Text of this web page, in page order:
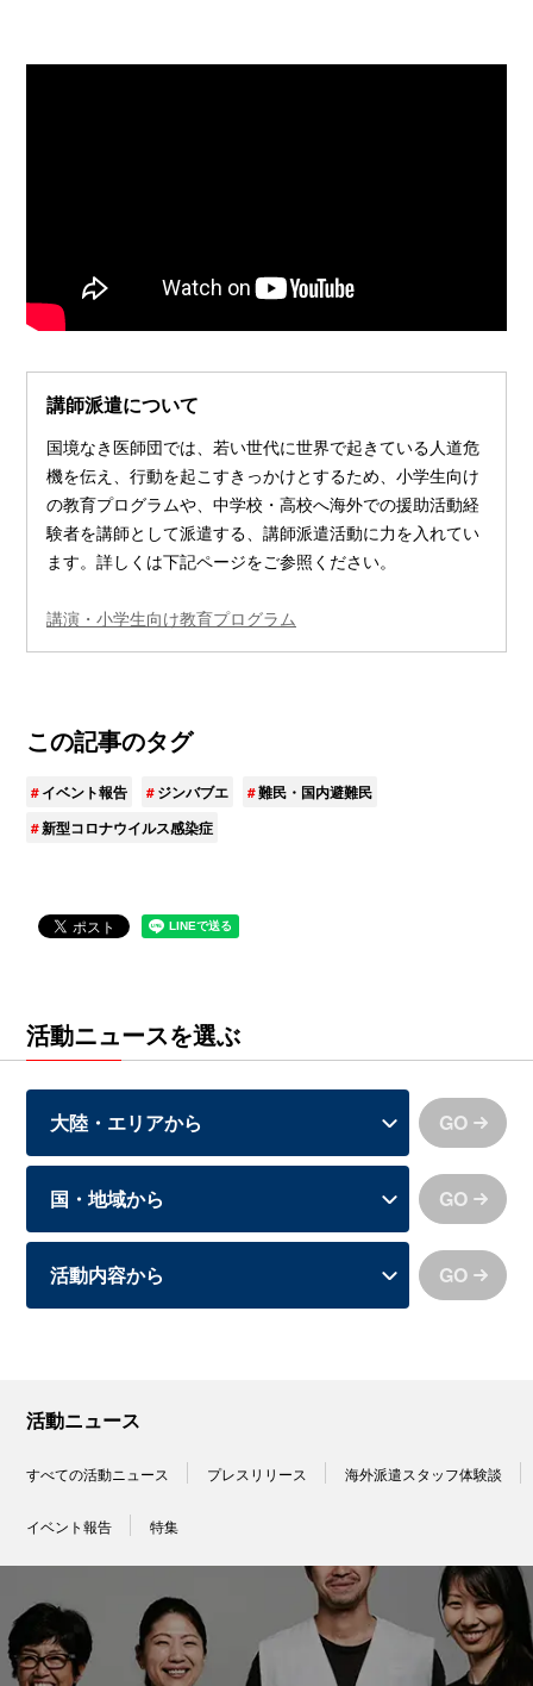
講師派遣について
国境なき医師団では、若い世代に世界で起きている人道危
機を伝え、行動を起こすきっかけとするため、小学生向け
の教育プログラムや、中学校・高校へ海外での援助活動経
験者を講師として派遣する、講師派遣活動に力を入れてい
ます。詳しくは下記ページをご参照ください。
講演・小学生向け教育プログラム
この記事のタグ
イベント報告 ジンバブエ
難民・国内避難民
新型コロナウイルス感染症
活動ニュースを選ぶ
GO
GO
GO
活動ニュース
すべての活動ニュース プレスリリース 海外派遣スタッフ体験談
イベント報告 特集